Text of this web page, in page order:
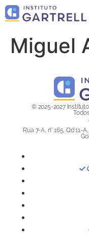
Miguel
© 2025-2027 Instituto
Rua 7-A, n° 165, Qd 11-